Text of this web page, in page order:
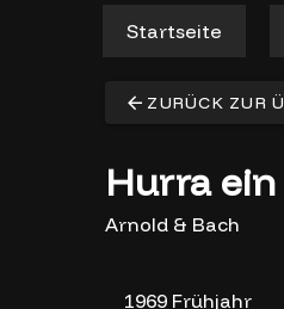
Startseite
ZURÜCK ZUR
Hurra ein
Arnold & Bach
1969 Frühjahr